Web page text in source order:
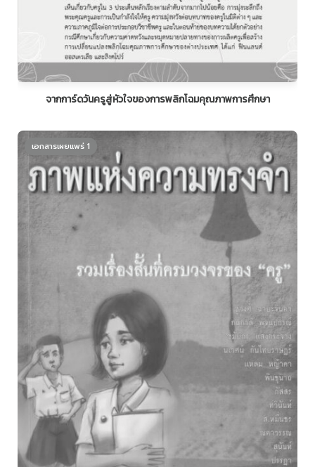
จากการ์ดวันครูสู่หัวใจของการพลิกโฉมคุณภาพการศึกษา
เอกสารเผยแพร่ 1